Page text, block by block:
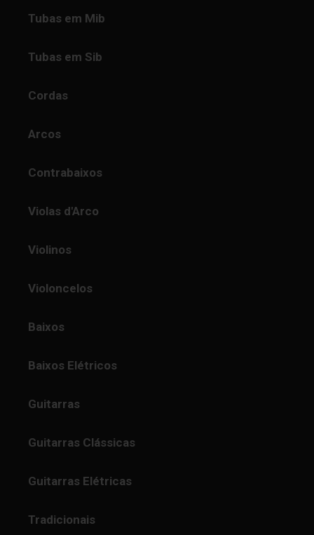
Tubas em Mib
Tubas em Sib
Cordas
Arcos
Contrabaixos
Violas d'Arco
Violinos
Violoncelos
Baixos
Baixos Elétricos
Guitarras
Guitarras Clássicas
Guitarras Elétricas
Tradicionais